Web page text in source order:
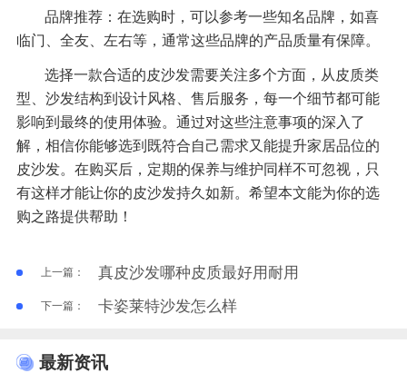
品牌推荐：在选购时，可以参考一些知名品牌，如喜
临门、全友、左右等，通常这些品牌的产品质量有保障。
选择一款合适的皮沙发需要关注多个方面，从皮质类
型、沙发结构到设计风格、售后服务，每一个细节都可能
影响到最终的使用体验。通过对这些注意事项的深入了
解，相信你能够选到既符合自己需求又能提升家居品位的
皮沙发。在购买后，定期的保养与维护同样不可忽视，只
有这样才能让你的皮沙发持久如新。希望本文能为你的选
购之路提供帮助！
上一篇： 真皮沙发哪种皮质最好用耐用
下一篇： 卡姿莱特沙发怎么样
最新资讯